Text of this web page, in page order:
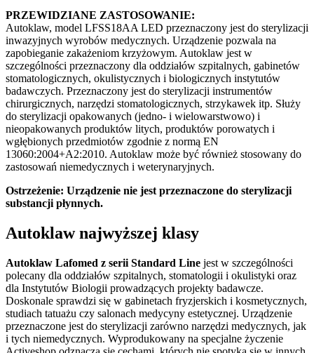
PRZEWIDZIANE ZASTOSOWANIE:
Autoklaw, model LFSS18AA LED przeznaczony jest do sterylizacji
inwazyjnych wyrobów medycznych. Urządzenie pozwala na
zapobieganie zakażeniom krzyżowym. Autoklaw jest w
szczególności przeznaczony dla oddziałów szpitalnych, gabinetów
stomatologicznych, okulistycznych i biologicznych instytutów
badawczych. Przeznaczony jest do sterylizacji instrumentów
chirurgicznych, narzędzi stomatologicznych, strzykawek itp. Służy
do sterylizacji opakowanych (jedno- i wielowarstwowo) i
nieopakowanych produktów litych, produktów porowatych i
wgłębionych przedmiotów zgodnie z normą EN
13060:2004+A2:2010. Autoklaw może być również stosowany do
zastosowań niemedycznych i weterynaryjnych.
Ostrzeżenie: Urządzenie nie jest przeznaczone do sterylizacji
substancji płynnych.
Autoklaw najwyższej klasy
Autoklaw Lafomed z serii Standard Line jest w szczególności
polecany dla oddziałów szpitalnych, stomatologii i okulistyki oraz
dla Instytutów Biologii prowadzących projekty badawcze.
Doskonale sprawdzi się w gabinetach fryzjerskich i kosmetycznych,
studiach tatuażu czy salonach medycyny estetycznej. Urządzenie
przeznaczone jest do sterylizacji zarówno narzędzi medycznych, jak
i tych niemedycznych. Wyprodukowany na specjalne życzenie